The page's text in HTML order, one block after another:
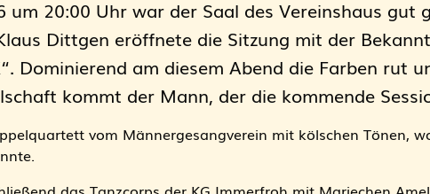
um 20:00 Uhr war der Saal des Vereinshaus gut
Dittgen eröffnete die Sitzung mit der
Dominierend am diesem Abend die Farben rut
kommt der Mann, der die kommende
vom Männergesangverein mit kölschen Tönen,